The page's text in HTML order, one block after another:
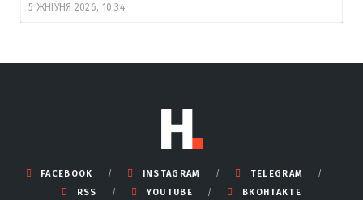
5 ЖНІЎНЯ 2026, 10:34
FACEBOOK INSTAGRAM
TELEGRAM
RSS
YOUTUBE ВКОНТАКТЕ